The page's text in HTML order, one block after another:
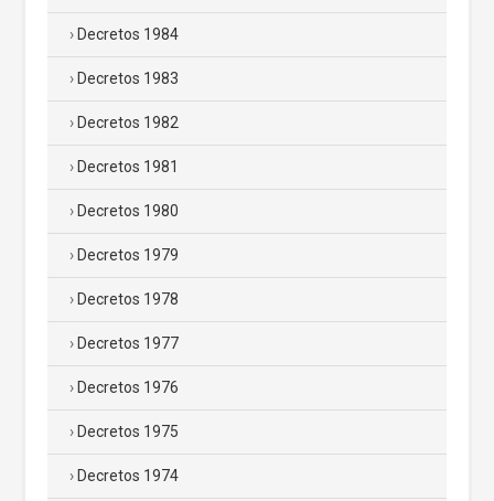
Decretos 1984
Decretos 1983
Decretos 1982
Decretos 1981
Decretos 1980
Decretos 1979
Decretos 1978
Decretos 1977
Decretos 1976
Decretos 1975
Decretos 1974